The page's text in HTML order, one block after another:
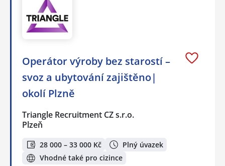
Operátor výroby bez starostí –
svoz a ubytování zajištěno|
okolí Plzně
Triangle Recruitment CZ s.r.o.
Plzeň
28 000 – 33 000 Kč
Plný úvazek
Vhodné také pro cizince